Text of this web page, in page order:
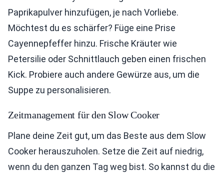
Paprikapulver hinzufügen, je nach Vorliebe.
Möchtest du es schärfer? Füge eine Prise
Cayennepfeffer hinzu. Frische Kräuter wie
Petersilie oder Schnittlauch geben einen frischen
Kick. Probiere auch andere Gewürze aus, um die
Suppe zu personalisieren.
Zeitmanagement für den Slow Cooker
Plane deine Zeit gut, um das Beste aus dem Slow
Cooker herauszuholen. Setze die Zeit auf niedrig,
wenn du den ganzen Tag weg bist. So kannst du die